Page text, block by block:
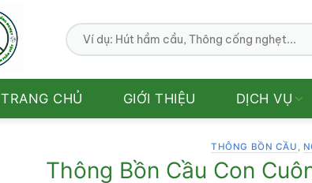
TRANG CHỦ GIỚI THIỆU DỊCH VỤ
THÔNG BỒN CẦU ,
Thông Bồn Cầu Con